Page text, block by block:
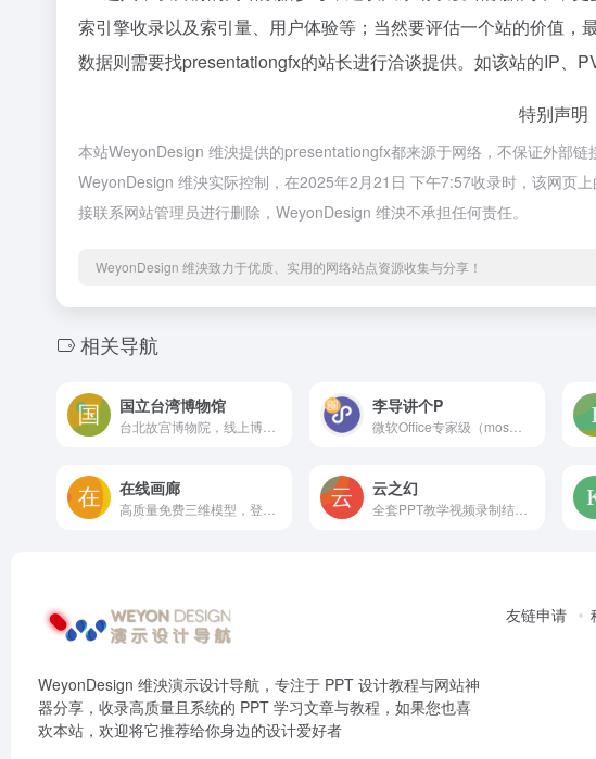
索引擎收录以及索引量、用户体验等；当然要评估一个站的价值
数据则需要找presentationgfx的站长进行洽谈提供。如该站的IP、
特别声明
本站WeyonDesign 维泱提供的presentationgfx都来源于网络，不保证外部
WeyonDesign 维泱实际控制，在2025年2月21日 下午7:57收录时，该网页
接联系网站管理员进行删除，WeyonDesign 维泱不承担任何责任。
WeyonDesign 维泱致力于优质、实用的网络站点资源收集与分享！
相关导航
国立台湾博物馆 李导讲个P
微软Office专家级（mos）认证ppt设计师，同时也是一名UI设计师。每个人都是生活的导演，所以请叫我“李导”。我将在这里分享基于PPT这款软件的幻灯片制作技巧，帮助职场人加分，升职加薪！
在线画廊 云之幻
全套PPT教学视频录制结束，现在投身UWP编程~
WeyonDesign 维泱演示设计导航，专注于 PPT 设计教程与网站神
器分享，收录高质量且系统的 PPT 学习文章与教程，如果您也喜
欢本站，欢迎将它推荐给你身边的设计爱好者
友链申请